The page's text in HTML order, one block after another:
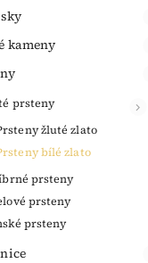
kameny
prsteny
žluté zlato
bílé zlato
prsteny
prsteny
prsteny